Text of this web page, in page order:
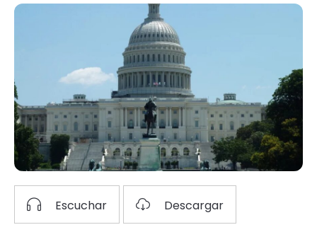
Escuchar Descargar